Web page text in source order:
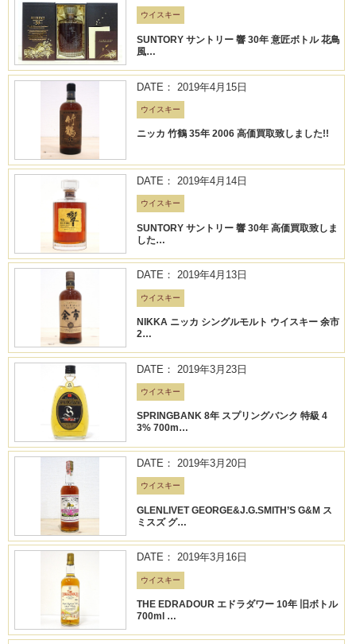
ウイスキー
SUNTORY サントリー 響 30年 意匠ボトル 花鳥
風…
DATE： 2019年4月15日
ウイスキー
ニッカ 竹鶴 35年 2006 高価買取致しました!!
DATE： 2019年4月14日
ウイスキー
SUNTORY サントリー 響 30年 高価買取致しま
した…
DATE： 2019年4月13日
ウイスキー
NIKKA ニッカ シングルモルト ウイスキー 余市
2…
DATE： 2019年3月23日
ウイスキー
SPRINGBANK 8年 スプリングバンク 特級 4
3% 700m…
DATE： 2019年3月20日
ウイスキー
GLENLIVET GEORGE&J.G.SMITH’S G&M ス
ミスズ グ…
DATE： 2019年3月16日
ウイスキー
THE EDRADOUR エドラダワー 10年 旧ボトル
700ml …